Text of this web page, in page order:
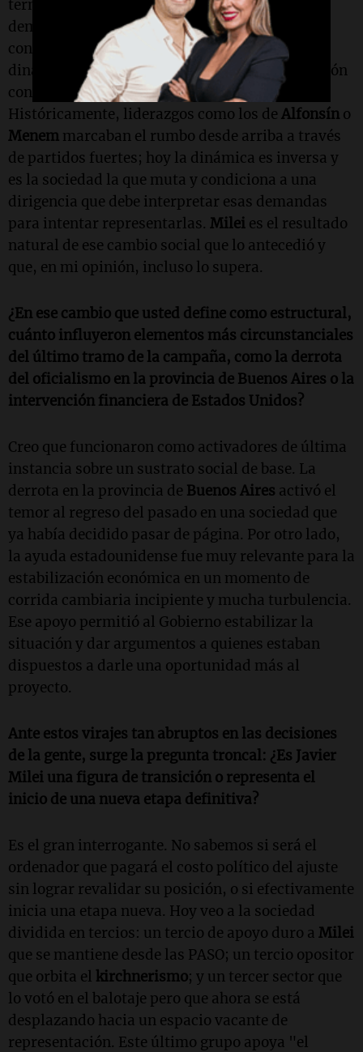
terminó de manifestar. Esto incluye cambios
demográficos abruptos y en los modos de
consumo, pero lo más relevante es que estas
dinámicas aceleradas ahora gobiernan la relación
con la dirigencia política y no al revés.
Históricamente, liderazgos como los de Alfonsín o
Menem marcaban el rumbo desde arriba a través
de partidos fuertes; hoy la dinámica es inversa y
es la sociedad la que muta y condiciona a una
dirigencia que debe interpretar esas demandas
para intentar representarlas. Milei es el resultado
natural de ese cambio social que lo antecedió y
que, en mi opinión, incluso lo supera.
¿En ese cambio que usted define como estructural,
cuánto influyeron elementos más circunstanciales
del último tramo de la campaña, como la derrota
del oficialismo en la provincia de Buenos Aires o la
intervención financiera de Estados Unidos?
Creo que funcionaron como activadores de última
instancia sobre un sustrato social de base. La
derrota en la provincia de Buenos Aires activó el
temor al regreso del pasado en una sociedad que
ya había decidido pasar de página. Por otro lado,
la ayuda estadounidense fue muy relevante para la
estabilización económica en un momento de
corrida cambiaria incipiente y mucha turbulencia.
Ese apoyo permitió al Gobierno estabilizar la
situación y dar argumentos a quienes estaban
dispuestos a darle una oportunidad más al
proyecto.
Ante estos virajes tan abruptos en las decisiones
de la gente, surge la pregunta troncal: ¿Es Javier
Milei una figura de transición o representa el
inicio de una nueva etapa definitiva?
Es el gran interrogante. No sabemos si será el
ordenador que pagará el costo político del ajuste
sin lograr revalidar su posición, o si efectivamente
inicia una etapa nueva. Hoy veo a la sociedad
dividida en tercios: un tercio de apoyo duro a Milei
que se mantiene desde las PASO; un tercio opositor
que orbita el kirchnerismo; y un tercer sector que
lo votó en el balotaje pero que ahora se está
desplazando hacia un espacio vacante de
representación. Este último grupo apoya "el